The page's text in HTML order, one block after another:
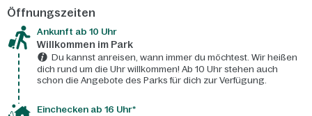
Öffnungszeiten
Ankunft ab 10 Uhr
Willkommen im Park
Du kannst anreisen, wann immer du möchtest. Wir heißen
dich rund um die Uhr willkommen! Ab 10 Uhr stehen auch
schon die Angebote des Parks für dich zur Verfügung.
Einchecken ab 16 Uhr*